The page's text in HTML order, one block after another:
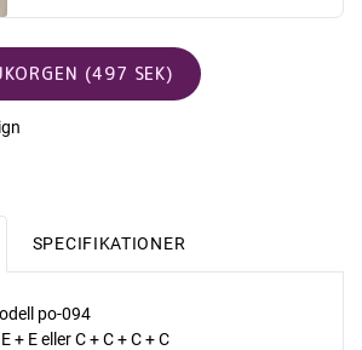
(497 SEK)
SPECIFIKATIONER
po-094
+ E eller C + C + C + C